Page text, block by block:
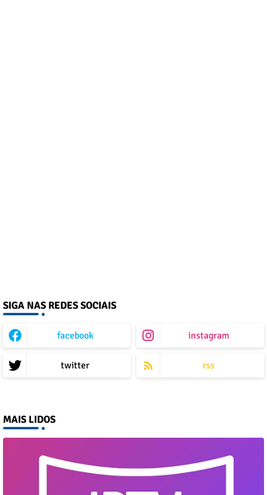
SIGA NAS REDES SOCIAIS
facebook instagram
twitter rss
MAIS LIDOS